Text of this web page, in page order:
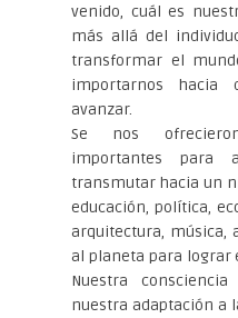
venido, cuál es
más allá del
transformar el
importarnos hacia
avanzar.
Se nos
importantes
transmutar hacia un
educación, política,
arquitectura, música,
al planeta para lograr
Nuestra
nuestra adaptación a